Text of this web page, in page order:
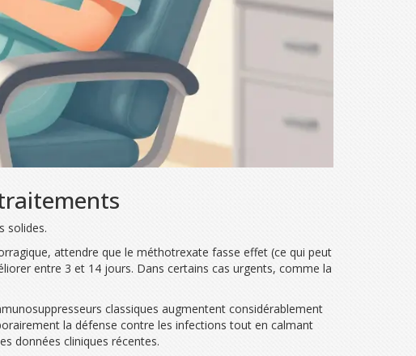
solides.
attendre que le méthotrexate fasse effet (ce qui peut
entre 3 et 14 jours. Dans certains cas urgents, comme la
classiques augmentent considérablement
la défense contre les infections tout en calmant
données cliniques récentes.